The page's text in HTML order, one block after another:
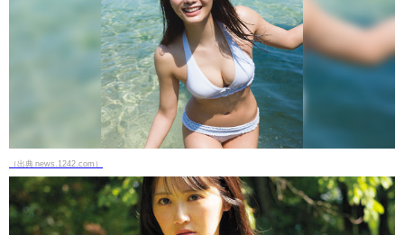
（出典 news.1242.com）